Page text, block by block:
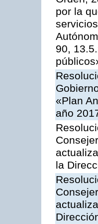
por la
90,
«Plan
año
la